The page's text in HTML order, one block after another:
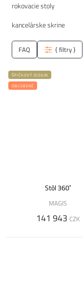
rokovacie stoly
kancelárske skrine
FAQ { filtry }
ŠPIČKOVÝ DIZAJN
OBĽÚBENÉ
Stôl 360˚
MAGIS
141 943 CZK